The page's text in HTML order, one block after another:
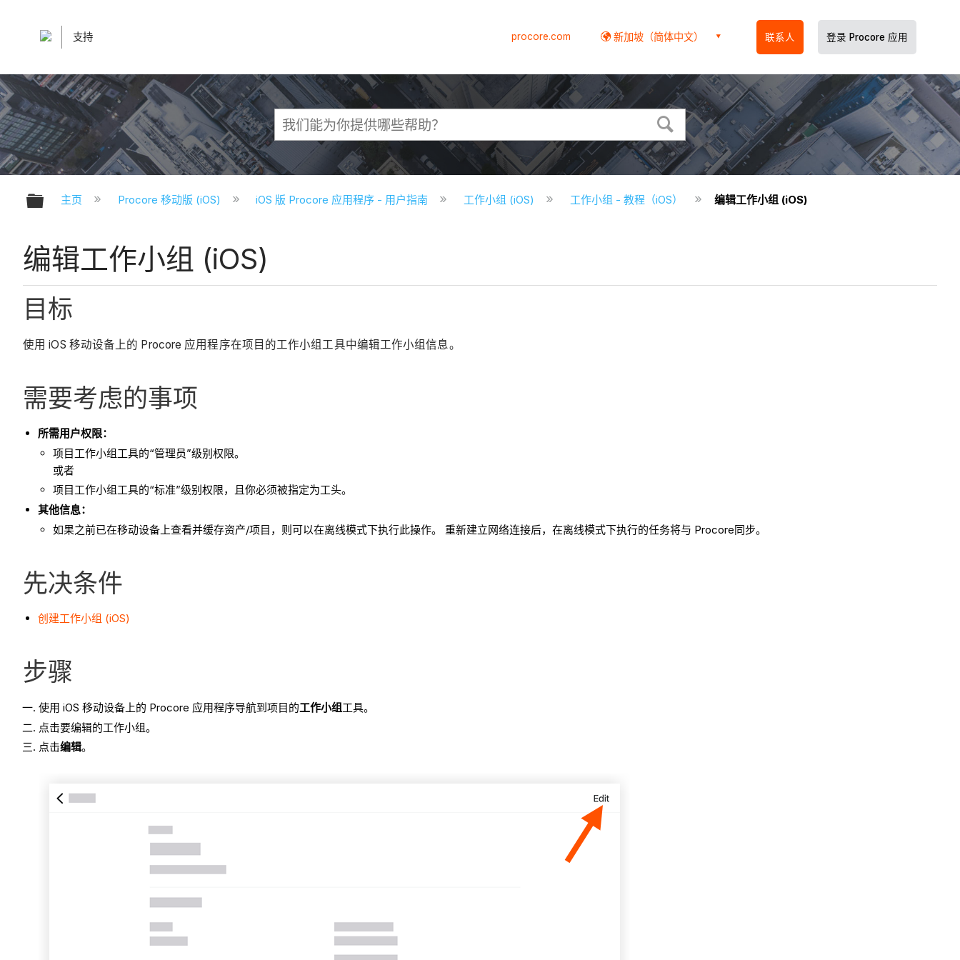
支持 procore.com 新加坡（简体中文） 联系人 登录 Procore 应用
扩展/隐缩全局层次
主页 Procore 移动版 (iOS) iOS 版 Procore 应用程序 - 用户指南 工作小组 (iOS) 工作小组 - 教程（iOS） 编辑工作小组 (iOS)
编辑工作小组 (iOS)
目标
使用 iOS 移动设备上的 Procore 应用程序在项目的工作小组工具中编辑工作小组信息。
需要考虑的事项
所需用户权限：
项目工作小组工具的“管理员”级别权限。
或者
项目工作小组工具的“标准”级别权限，且你必须被指定为工头。
其他信息：
如果之前已在移动设备上查看并缓存资产/项目，则可以在离线模式下执行此操作。 重新建立网络连接后，在离线模式下执行的任务将与 Procore同步。
先决条件
创建工作小组 (iOS)
步骤
使用 iOS 移动设备上的 Procore 应用程序导航到项目的工作小组工具。
点击要编辑的工作小组。
点击编辑。